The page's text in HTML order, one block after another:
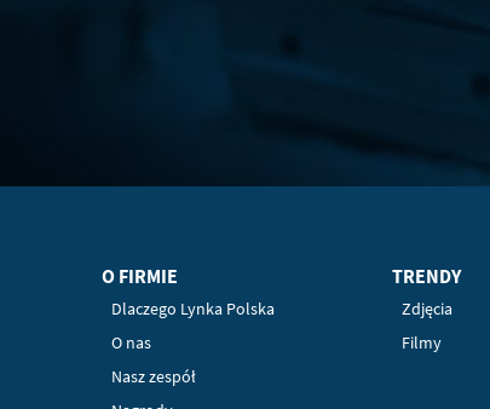
O FIRMIE
Dlaczego Lynka Polska
O nas
Nasz zespół
TRENDY
Zdjęcia
Filmy